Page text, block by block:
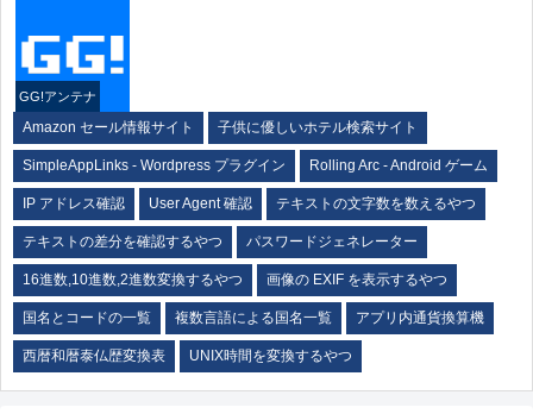
GG!アンテナ
Amazon セール情報サイト 子供に優しいホテル検索サイト
SimpleAppLinks - Wordpress プラグイン Rolling Arc - Android ゲーム
IP アドレス確認 User Agent 確認 テキストの文字数を数えるやつ
テキストの差分を確認するやつ パスワードジェネレーター
16進数,10進数,2進数変換するやつ 画像の EXIF を表示するやつ
国名とコードの一覧 複数言語による国名一覧 アプリ内通貨換算機
西暦和暦泰仏歴変換表 UNIX時間を変換するやつ